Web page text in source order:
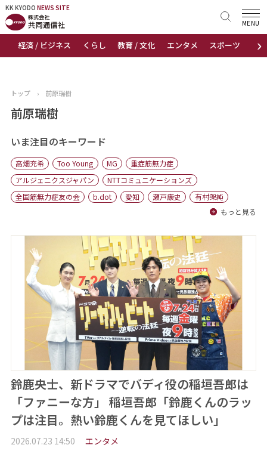
KK KYODO NEWS SITE
›
経済 / ビジネス くらし 教育 / 文化 エンタメ スポーツ 地域
MENU
KK KYODONEWS SITE
トップページ
ニュース
おすすめコンテンツ
出版物
会社概要
トップ › 前原瑞樹
前原瑞樹
いま注目のキーワード
高畑充希 Too Young MG
重症筋無力症
アルジェニクスジャパン
NTTコミュニケーションズ
全国筋無力症友の会
b.dot 愛知 瀬戸康史
有村架純
もっと見る
鈴鹿央士、新ドラマでバディ役の稲垣吾郎は
「ファニーな方」 稲垣吾郎「鈴鹿くんのラッ
プは注目。熱い鈴鹿くんを見てほしい」
2026.07.23 14:50 エンタメ